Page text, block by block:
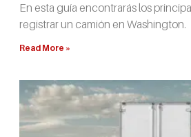
En esta guía encontrarás los
registrar un camión en Washington.
Read More »